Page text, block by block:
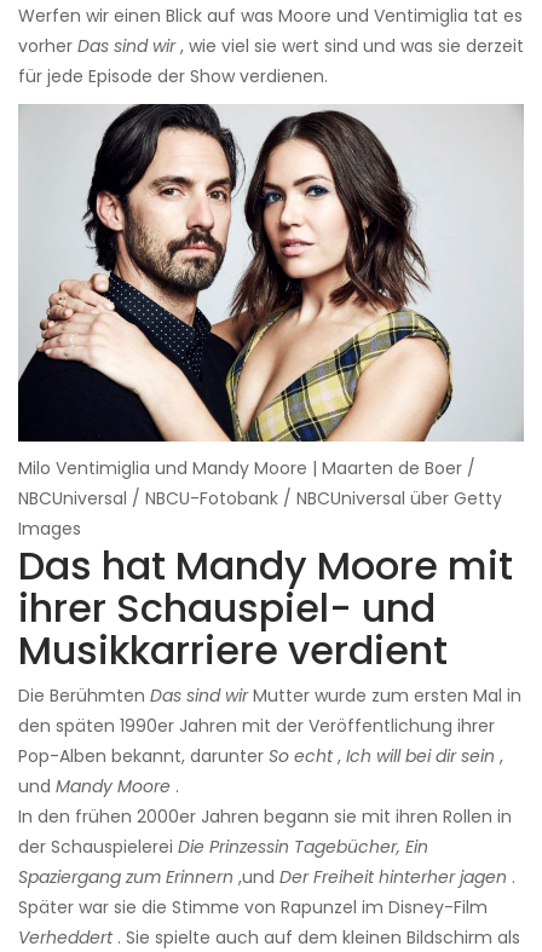
Werfen wir einen Blick auf was Moore und Ventimiglia tat es
vorher Das sind wir, wie viel sie wert sind und was sie derzeit
für jede Episode der Show verdienen.
Milo Ventimiglia und Mandy Moore | Maarten de Boer /
NBCUniversal / NBCU-Fotobank / NBCUniversal über Getty
Images
Das hat Mandy Moore mit
ihrer Schauspiel- und
Musikkarriere verdient
Die Berühmten Das sind wirMutter wurde zum ersten Mal in
den späten 1990er Jahren mit der Veröffentlichung ihrer
Pop-Alben bekannt, darunter So echt, Ich will bei dir sein ,
und Mandy Moore .
In den frühen 2000er Jahren begann sie mit ihren Rollen in
der Schauspielerei Die Prinzessin Tagebücher, Ein
Spaziergang zum Erinnern ,und Der Freiheit hinterher jagen .
Später war sie die Stimme von Rapunzel im Disney-Film
Verheddert. Sie spielte auch auf dem kleinen Bildschirm als